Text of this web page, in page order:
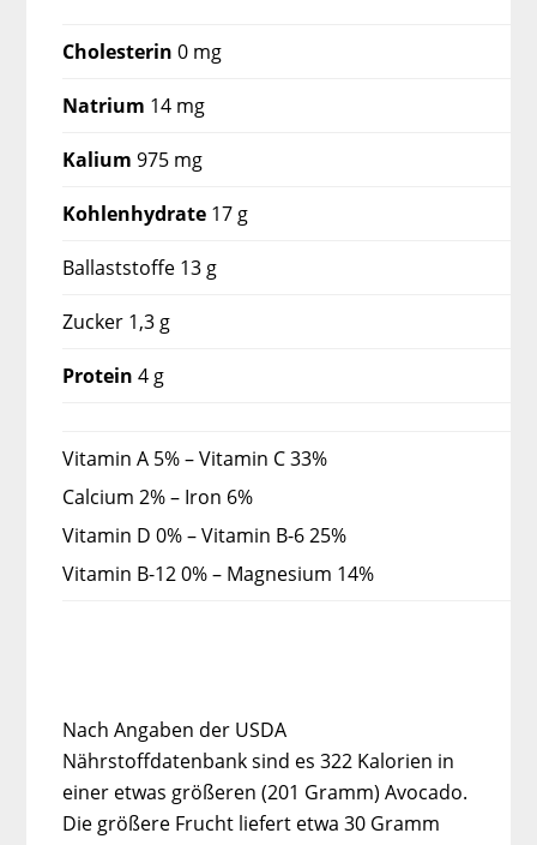
Cholesterin 0 mg
Natrium 14 mg
Kalium 975 mg
Kohlenhydrate 17 g
Ballaststoffe 13 g
Zucker 1,3 g
Protein 4 g
Vitamin A 5% – Vitamin C 33%
Calcium 2% – Iron 6%
Vitamin D 0% – Vitamin B-6 25%
Vitamin B-12 0% – Magnesium 14%
Nach Angaben der USDA
Nährstoffdatenbank sind es 322 Kalorien in
einer etwas größeren (201 Gramm) Avocado.
Die größere Frucht liefert etwa 30 Gramm